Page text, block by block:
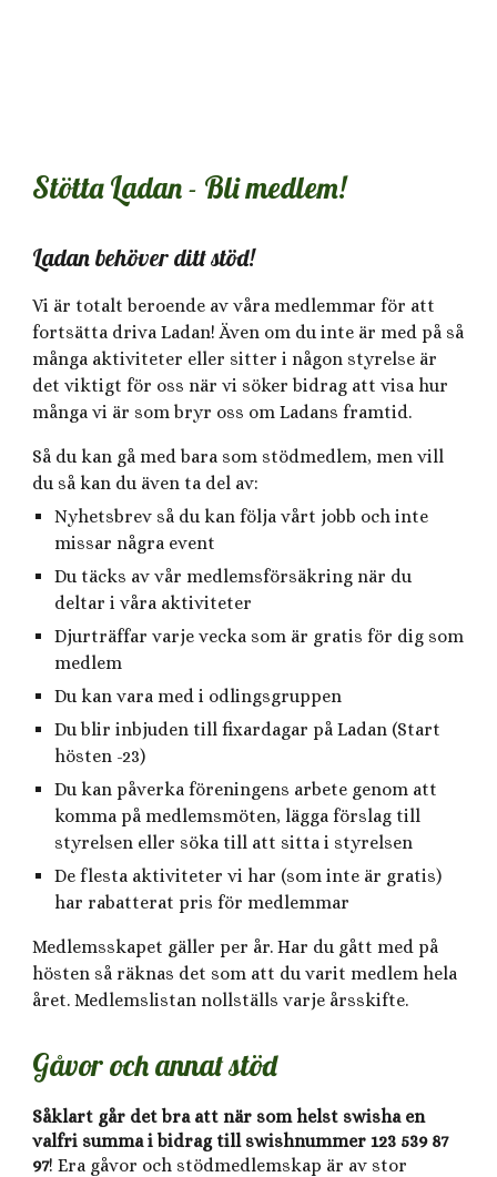
Stötta Ladan - Bli medlem!
Ladan behöver ditt stöd!
Vi är totalt beroende av våra medlemmar för att
fortsätta driva Ladan! Även om du inte är med på så
många aktiviteter eller sitter i någon styrelse är
det viktigt för oss när vi söker bidrag att visa hur
många vi är som bryr oss om Ladans framtid.
Så du kan gå med bara som stödmedlem, men vill
du så kan du även ta del av:
Nyhetsbrev så du kan följa vårt jobb och inte
missar några event
Du täcks av vår medlemsförsäkring när du
deltar i våra aktiviteter
Djurträffar varje vecka som är gratis för dig som
medlem
Du kan vara med i odlingsgruppen
Du blir inbjuden till fixardagar på Ladan (Start
hösten -23)
Du kan påverka föreningens arbete genom att
komma på medlemsmöten, lägga förslag till
styrelsen eller söka till att sitta i styrelsen
De flesta aktiviteter vi har (som inte är gratis)
har rabatterat pris för medlemmar
Medlemsskapet gäller per år. Har du gått med på
hösten så räknas det som att du varit medlem hela
året. Medlemslistan nollställs varje årsskifte.
Gåvor och annat stöd
Såklart går det bra att när som helst swisha en
valfri summa i bidrag till swishnummer 123 539 87
97! Era gåvor och stödmedlemskap är av stor